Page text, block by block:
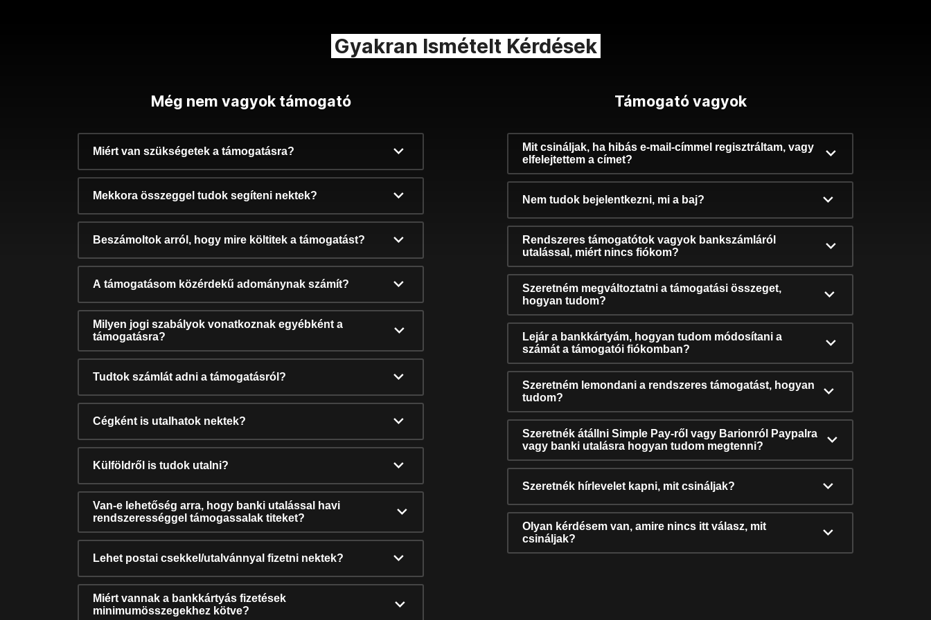
Gyakran Ismételt Kérdések
Még nem vagyok támogató
Miért van szükségetek a támogatásra?
Mekkora összeggel tudok segíteni nektek?
Beszámoltok arról, hogy mire költitek a támogatást?
A támogatásom közérdekű adománynak számít?
Milyen jogi szabályok vonatkoznak egyébként a
támogatásra?
Tudtok számlát adni a támogatásról?
Cégként is utalhatok nektek?
Külföldről is tudok utalni?
Van-e lehetőség arra, hogy banki utalással havi
rendszerességgel támogassalak titeket?
Lehet postai csekkel/utalvánnyal fizetni nektek?
Miért vannak a bankkártyás fizetések
minimumösszegekhez kötve?
Támogató vagyok
Mit csináljak, ha hibás e-mail-címmel regisztráltam, vagy
elfelejtettem a címet?
Nem tudok bejelentkezni, mi a baj?
Rendszeres támogatótok vagyok bankszámláról
utalással, miért nincs fiókom?
Szeretném megváltoztatni a támogatási összeget,
hogyan tudom?
Lejár a bankkártyám, hogyan tudom módosítani a
számát a támogatói fiókomban?
Szeretném lemondani a rendszeres támogatást, hogyan
tudom?
Szeretnék átállni Simple Pay-ről vagy Barionról Paypalra
vagy banki utalásra hogyan tudom megtenni?
Szeretnék hírlevelet kapni, mit csináljak?
Olyan kérdésem van, amire nincs itt válasz, mit
csináljak?